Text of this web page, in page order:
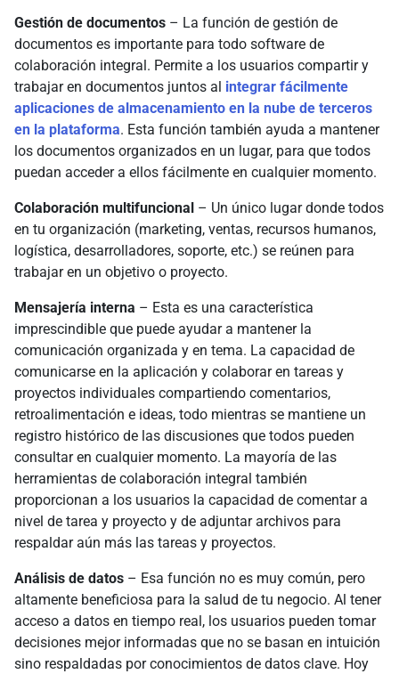
Gestión de documentos – La función de gestión de
documentos es importante para todo software de
colaboración integral. Permite a los usuarios compartir y
trabajar en documentos juntos al integrar fácilmente
aplicaciones de almacenamiento en la nube de terceros
en la plataforma. Esta función también ayuda a mantener
los documentos organizados en un lugar, para que todos
puedan acceder a ellos fácilmente en cualquier momento.
Colaboración multifuncional – Un único lugar donde todos
en tu organización (marketing, ventas, recursos humanos,
logística, desarrolladores, soporte, etc.) se reúnen para
trabajar en un objetivo o proyecto.
Mensajería interna – Esta es una característica
imprescindible que puede ayudar a mantener la
comunicación organizada y en tema. La capacidad de
comunicarse en la aplicación y colaborar en tareas y
proyectos individuales compartiendo comentarios,
retroalimentación e ideas, todo mientras se mantiene un
registro histórico de las discusiones que todos pueden
consultar en cualquier momento. La mayoría de las
herramientas de colaboración integral también
proporcionan a los usuarios la capacidad de comentar a
nivel de tarea y proyecto y de adjuntar archivos para
respaldar aún más las tareas y proyectos.
Análisis de datos – Esa función no es muy común, pero
altamente beneficiosa para la salud de tu negocio. Al tener
acceso a datos en tiempo real, los usuarios pueden tomar
decisiones mejor informadas que no se basan en intuición
sino respaldadas por conocimientos de datos clave. Hoy